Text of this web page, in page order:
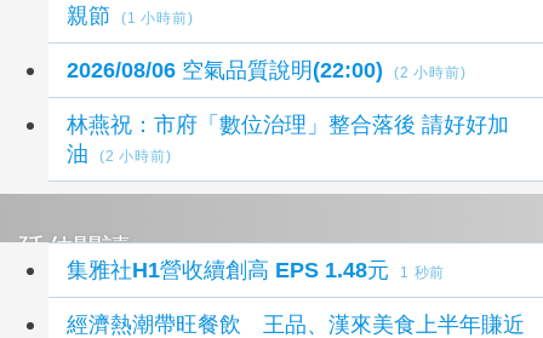
親節
(1 小時前)
2026/08/06 空氣品質說明(22:00) (2 小時前)
林燕祝：市府「數位治理」整合落後 請好好加
油
(2 小時前)
延伸閱讀
集雅社H1營收續創高 EPS 1.48元 1 秒前
經濟熱潮帶旺餐飲 王品、漢來美食上半年賺近